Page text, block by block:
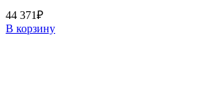
44 371₽
В корзину